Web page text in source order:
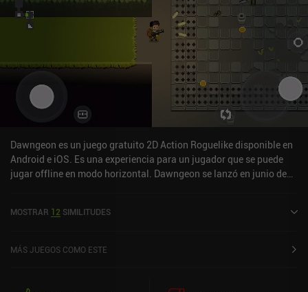
bastante. SSSnaker se monetiza mediante un sistema de energía,
un pase de batalla, anuncios incentivados y otros iAP que nos
permiten hacernos más fuertes más rápido. El juego se monetiza
de forma muy parecida a Archero, pero la experiencia de juego en
sí me pareció más entretenida. Se puede jugar gratis siempre que
Dawngeon es un juego gratuito 2D Action Roguelike disponible en
Android e iOS. Es una experiencia para un jugador que se puede
jugar offline en modo horizontal. Dawngeon se lanzó en junio de
MOSTRAR 12 SIMILITUDES
MÁS JUEGOS COMO ESTE